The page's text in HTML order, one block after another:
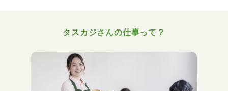
タスカジさんの仕事って？